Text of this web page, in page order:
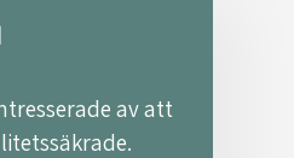
av att